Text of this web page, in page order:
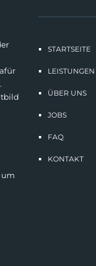
um
STARTSEITE
LEISTUNGEN
ÜBER UNS
JOBS
FAQ
KONTAKT